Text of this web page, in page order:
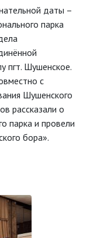
даты –
парка
пгт. Шушенское.
с
Шушенского
рассказали о
парка и провели
бора».